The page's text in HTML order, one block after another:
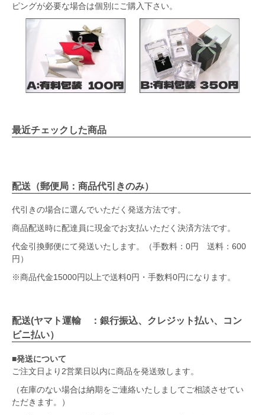
ピングが必要な場合は個別にご購入下さい。
最近チェックした商品
配送（郵便局：商品代引きのみ）
代引きの場合に選んでいただく発送方法です。
商品配送時に配達員に現金でお支払いただく決済方法です。
代金引換郵便にて発送いたします。（手数料：0円 送料：600
円）
※商品代金15000円以上で送料0円・手数料0円になります。
配送(ヤマト運輸 ：銀行振込、クレジット払い、コン
ビニ払い）
■発送について
ご注文日より2営業日以内に商品を発送致します。
（在庫のない場合は納期をご連絡いたしましてご相談させてい
ただきます。）